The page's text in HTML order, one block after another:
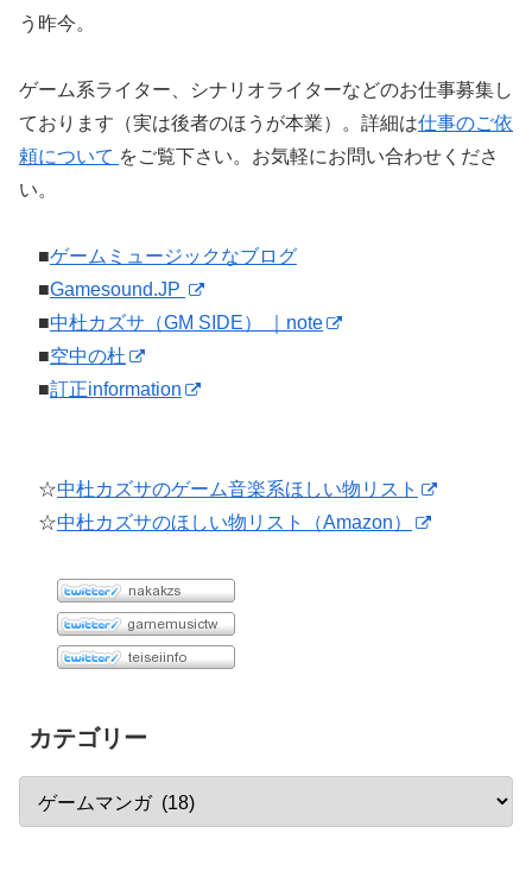
う昨今。
ゲーム系ライター、シナリオライターなどのお仕事募集し
ております（実は後者のほうが本業）。詳細は仕事のご依
頼について をご覧下さい。お気軽にお問い合わせくださ
い。
■ゲームミュージックなブログ
■Gamesound.JP
■中杜カズサ（GM SIDE） ｜note
■空中の杜
■訂正information
☆中杜カズサのゲーム音楽系ほしい物リスト
☆中杜カズサのほしい物リスト（Amazon）
カテゴリー